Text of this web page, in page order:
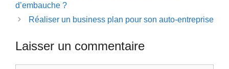
d’embauche ?
Réaliser un business plan pour son auto-entreprise
Laisser un commentaire